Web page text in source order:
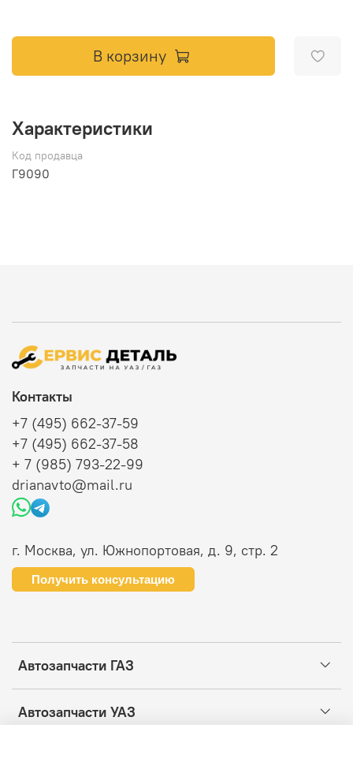
В корзину
Характеристики
Код продавца
Г9090
Автозапчасти ГАЗ
Автозапчасти УАЗ
Контакты
+7 (495) 662-37-59
+7 (495) 662-37-58
+ 7 (985) 793-22-99
drianavto@mail.ru
г. Москва, ул. Южнопортовая, д. 9, стр. 2
Получить консультацию